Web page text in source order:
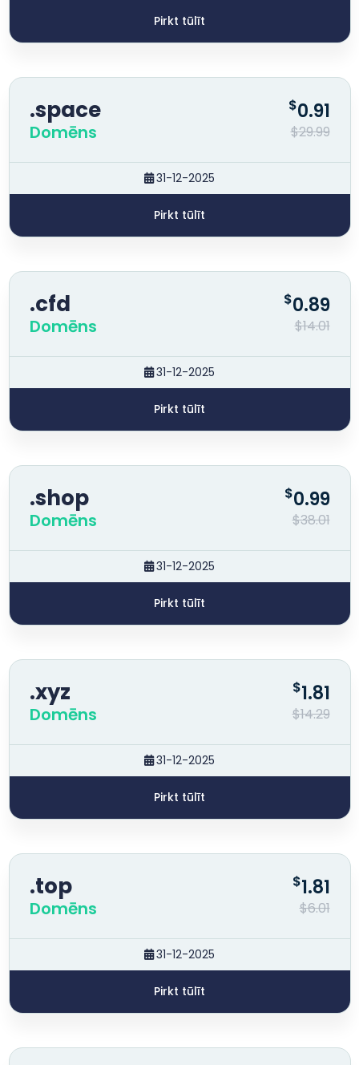
Pirkt tūlīt
.space
Domēns
$0.91
$29.99
31-12-2025
Pirkt tūlīt
.cfd
Domēns
$0.89
$14.01
31-12-2025
Pirkt tūlīt
.shop
Domēns
$0.99
$38.01
31-12-2025
Pirkt tūlīt
.xyz
Domēns
$1.81
$14.29
31-12-2025
Pirkt tūlīt
.top
Domēns
$1.81
$6.01
31-12-2025
Pirkt tūlīt